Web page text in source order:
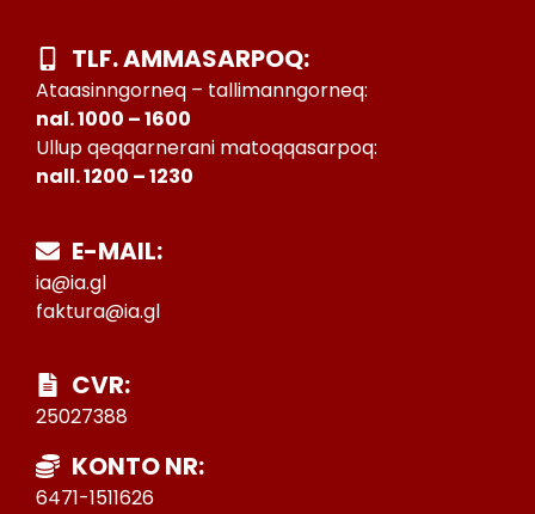
TLF. AMMASARPOQ:
Ataasinngorneq – tallimanngorneq:
nal. 1000 – 1600
Ullup qeqqarnerani matoqqasarpoq:
nall. 1200 – 1230
E-MAIL:
ia@ia.gl
faktura@ia.gl
CVR:
25027388
KONTO NR:
6471-1511626